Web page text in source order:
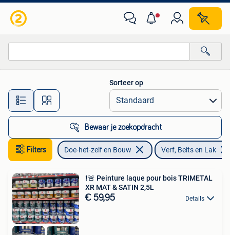
Alle afstanden…
Sorteer op
Bewaar je zoekopdracht
Filters Doe-het-zelf en Bouw Verf, Beits en Lak
❗️🚨️ Peinture laque pour bois TRIMETAL
XR MAT & SATIN 2,5L
€ 59,95 Details